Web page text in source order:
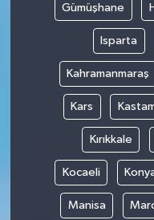
Gümüşhane
Isparta
Kahramanmaraş
Kars
Kırıkkale
Kocaeli
Manisa